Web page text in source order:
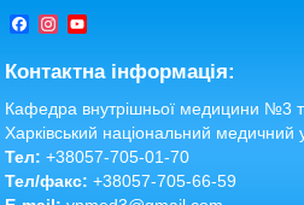
Facebook
Instagram
YouTube
Контактна інформація:
Кафедра внутрішньої медицини №3
Харківський національний медичний
Тел: +38057-705-01-70
Тел/факс: +38057-705-66-59